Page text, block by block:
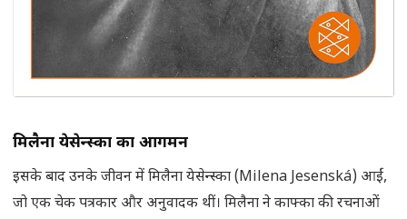
मिलैना येसेन्स्का का आगमन
इसके बाद उनके जीवन में मिलैना येसेन्स्का (Milena Jesenská) आईं,
जो एक चेक पत्रकार और अनुवादक थीं। मिलैना ने काफ्का की रचनाओं